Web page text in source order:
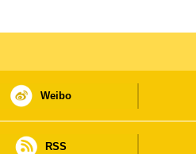
Weibo
RSS